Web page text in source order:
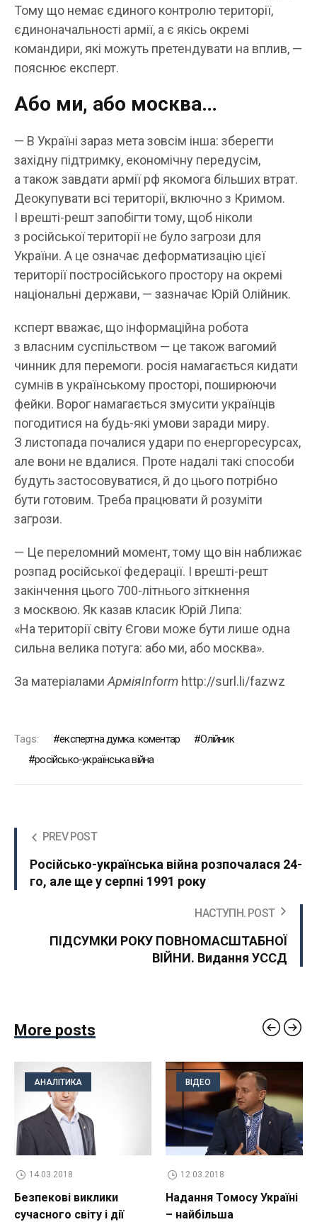
Тому що немає єдиного контролю території,
єдиноначальності армії, а є якісь окремі
командири, які можуть претендувати на вплив, —
пояснює експерт.
Або ми, або москва…
— В Україні зараз мета зовсім інша: зберегти
західну підтримку, економічну передусім,
а також завдати армії рф якомога більших втрат.
Деокупувати всі території, включно з Кримом.
І врешті-решт запобігти тому, щоб ніколи
з російської території не було загрози для
України. А це означає деформатизацію цієї
території постросійського простору на окремі
національні держави, — зазначає Юрій Олійник.
ксперт вважає, що інформаційна робота
з власним суспільством — це також вагомий
чинник для перемоги. росія намагається кидати
сумнів в українському просторі, поширюючи
фейки. Ворог намагається змусити українців
погодитися на будь-які умови заради миру.
З листопада почалися удари по енергоресурсах,
але вони не вдалися. Проте надалі такі способи
будуть застосовуватися, й до цього потрібно
бути готовим. Треба працювати й розуміти
загрози.
— Це переломний момент, тому що він наближає
розпад російської федерації. І врешті-решт
закінчення цього 700-літнього зіткнення
з москвою. Як казав класик Юрій Липа:
«На території світу Єгови може бути лише одна
сильна велика потуга: або ми, або москва».
За матеріалами АрміяInform http://surl.li/fazwz
Tags: експертна думка. коментар
Олійник
російсько-українська війна
PREV POST
Російсько-українська війна розпочалася 24-
го, але ще у серпні 1991 року
НАСТУПН. POST
ПІДСУМКИ РОКУ ПОВНОМАСШТАБНОЇ
ВІЙНИ. Видання УССД
More posts
АНАЛІТИКА
14.03.2018
Безпекові виклики
сучасного світу і дії
ВІДЕО
12.03.2018
Надання Томосу Україні
– найбільша